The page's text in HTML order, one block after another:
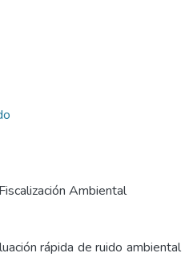
Ambiental
rápida de ruido ambiental